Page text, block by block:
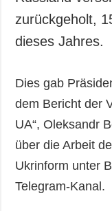
zurückgeholt,
dieses Jahres.
Dies gab
dem Bericht der
UA“, Oleksandr
über die Arbeit
Ukrinform unter
Telegram-Kanal.